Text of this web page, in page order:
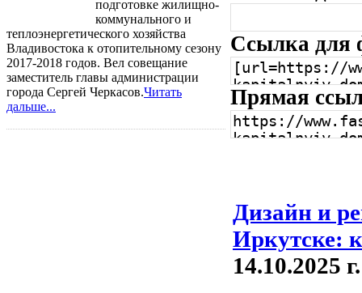
подготовке жилищно-
коммунального и
теплоэнергетического хозяйства
Владивостока к отопительному сезону
2017-2018 годов. Вел совещание
заместитель главы администрации
города Сергей Черкасов.Читать
дальше...
Ссылка для
Прямая
Дизайн и
Иркутске:
14.10.2025 г.